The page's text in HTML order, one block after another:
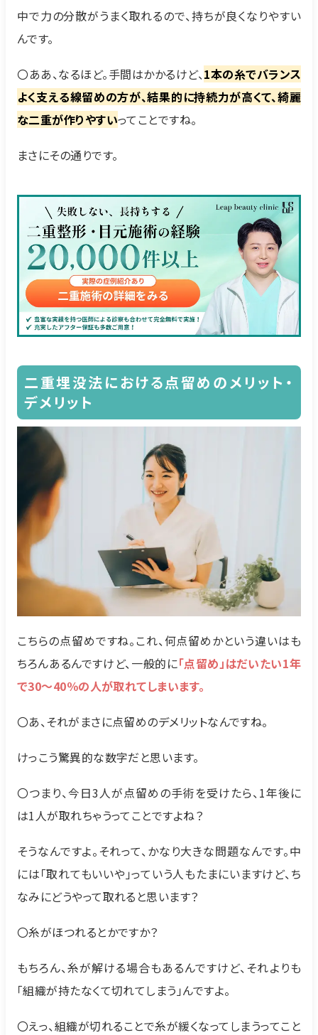
中で力の分散がうまく取れるので、持ちが良くなりやすい
んです。
〇ああ、なるほど。手間はかかるけど、1本の糸でバランス
よく支える線留めの方が、結果的に持続力が高くて、綺麗
な二重が作りやすいってことですね。
まさにその通りです。
二重埋没法における点留めのメリット・
デメリット
こちらの点留めですね。これ、何点留めかという違いはも
ちろんあるんですけど、一般的に「点留め」はだいたい1年
で30〜40％の人が取れてしまいます。
〇あ、それがまさに点留めのデメリットなんですね。
けっこう驚異的な数字だと思います。
〇つまり、今日3人が点留めの手術を受けたら、1年後に
は1人が取れちゃうってことですよね？
そうなんですよ。それって、かなり大きな問題なんです。中
には「取れてもいいや」っていう人もたまにいますけど、ち
なみにどうやって取れると思います？
〇糸がほつれるとかですか？
もちろん、糸が解ける場合もあるんですけど、それよりも
「組織が持たなくて切れてしまう」んですよ。
〇えっ、組織が切れることで糸が緩くなってしまうってこと